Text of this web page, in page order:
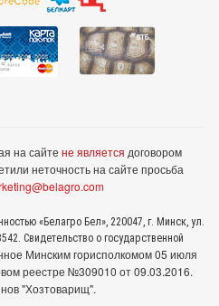
на сайте не является договором
неточность на сайте просьба
«Белагро Бел», 220047, г. Минск, ул.
Свидетельство о государственной
Минcким горисполкомом 05 июля
реестре №309010 от 09.03.2016.
"Хозтоварищ".